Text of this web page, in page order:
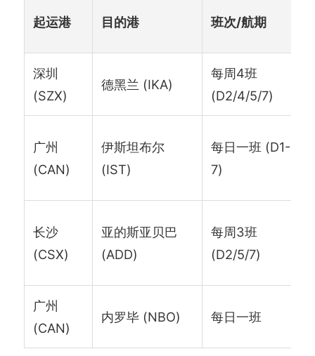
起运港 目的港 班次/航期
深圳
(SZX)
德黑兰 (IKA)
每周4班
(D2/4/5/7)
广州
(CAN)
伊斯坦布尔
(IST)
每日一班 (D1-
7)
长沙
(CSX)
亚的斯亚贝巴
(ADD)
每周3班
(D2/5/7)
广州
(CAN)
内罗毕 (NBO) 每日一班